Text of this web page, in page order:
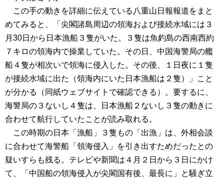
この手の動きを詳細に伝えている八重山日報報道をまと
めてみると、「尖閣諸島周辺の領海および接続水域には３
月30日から日本漁船３隻がいた。３隻は魚釣島の西南西約
７キロの領海内で操業していた。その日、中国海警局の艦
船４隻が相次いで領海に侵入した。その後、１日夜に１隻
が接続水域に出た（領海内にいた日本漁船は２隻）」こと
が分かる（同紙ウェブサイトで確認できる）。要するに、
海警局の３ないし４隻は、日本漁船２ないし３隻の動きに
合わせて航行していたことが読み取れる。
この時期の日本「漁船」３隻もの「出漁」は、外相会談
に合わせて海警船「領海侵入」を引き出すためだったとの
疑いすらも残る。テレビや新聞は４月２日から３日にかけ
て、「中国船の領海侵入が尖閣国有後、最長に」と騒ぎ立